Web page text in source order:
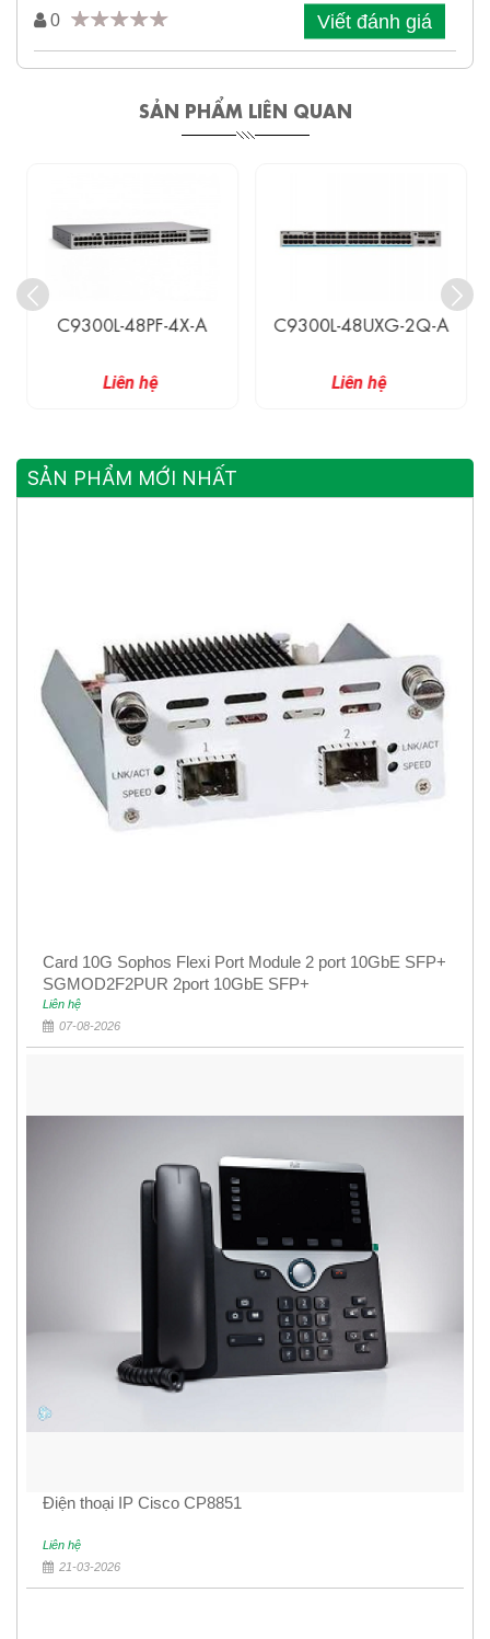
0 Viết đánh giá
SẢN PHẨM LIÊN QUAN
C9300L-48PF-4X-A
Liên hệ
C9300L-48UXG-2Q-A
Liên hệ
SẢN PHẨM MỚI NHẤT
Card 10G Sophos Flexi Port Module 2 port 10GbE SFP+
SGMOD2F2PUR 2port 10GbE SFP+
Liên hệ
07-08-2026
Điện thoại IP Cisco CP8851
Liên hệ
21-03-2026